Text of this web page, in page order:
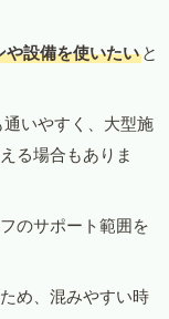
や設備を使いたい と
いやすく、大型施
る場合もありま
のサポート範囲を
め、混みやすい時